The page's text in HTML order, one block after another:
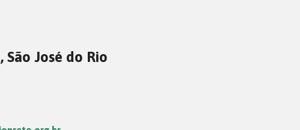
São José do Rio